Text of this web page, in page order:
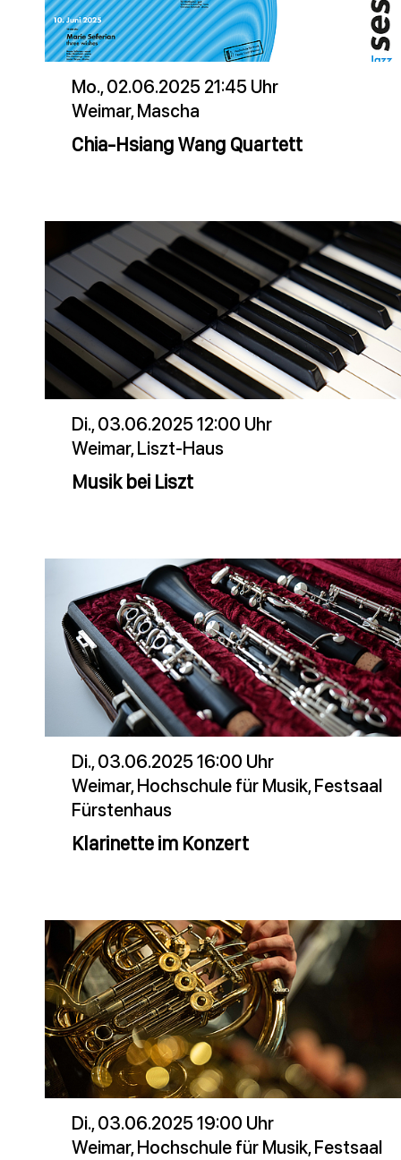
Mo., 02.06.2025 21:45 Uhr
Weimar, Mascha
Chia-Hsiang Wang Quartett
Di., 03.06.2025 12:00 Uhr
Weimar, Liszt-Haus
Musik bei Liszt
Di., 03.06.2025 16:00 Uhr
Weimar, Hochschule für Musik, Festsaal
Fürstenhaus
Klarinette im Konzert
Di., 03.06.2025 19:00 Uhr
Weimar, Hochschule für Musik, Festsaal